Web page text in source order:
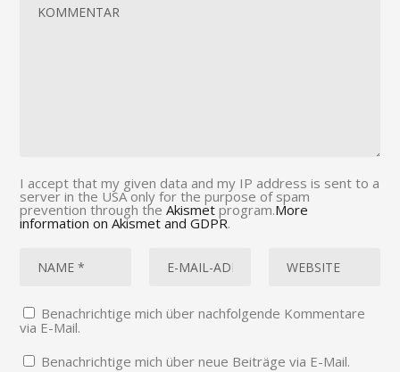
I accept that my given data and my IP address is sent to a
server in the USA only for the purpose of spam
prevention through theAkismet program.More
information on Akismet and GDPR.
Benachrichtige mich über nachfolgende Kommentare
via E-Mail.
Benachrichtige mich über neue Beiträge via E-Mail.